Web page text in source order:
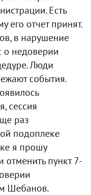
Есть
его отчет принят.
в нарушение
о недоверии
Люди
события.
сессия
раз
подоплеке
я прошу
пункт 7-
Шебанов.